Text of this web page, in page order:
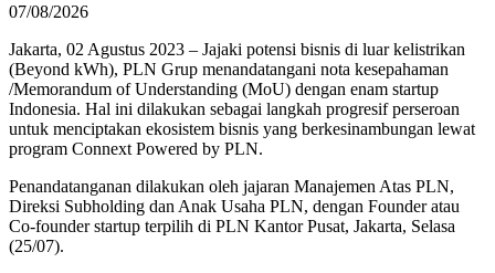
07/08/2026
Jakarta, 02 Agustus 2023 – Jajaki potensi bisnis di luar kelistrikan
(Beyond kWh), PLN Grup menandatangani nota kesepahaman
/Memorandum of Understanding (MoU) dengan enam startup
Indonesia. Hal ini dilakukan sebagai langkah progresif perseroan
untuk menciptakan ekosistem bisnis yang berkesinambungan lewat
program Connext Powered by PLN.
Penandatanganan dilakukan oleh jajaran Manajemen Atas PLN,
Direksi Subholding dan Anak Usaha PLN, dengan Founder atau
Co-founder startup terpilih di PLN Kantor Pusat, Jakarta, Selasa
(25/07).